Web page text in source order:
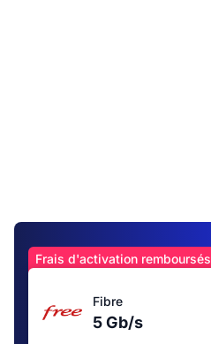
Frais d'activation remboursés
Fibre
5 Gb/s